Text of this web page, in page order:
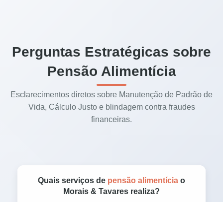
Perguntas Estratégicas sobre
Pensão Alimentícia
Esclarecimentos diretos sobre Manutenção de Padrão de
Vida, Cálculo Justo e blindagem contra fraudes
financeiras.
Quais serviços de pensão alimentícia o
Morais & Tavares realiza?